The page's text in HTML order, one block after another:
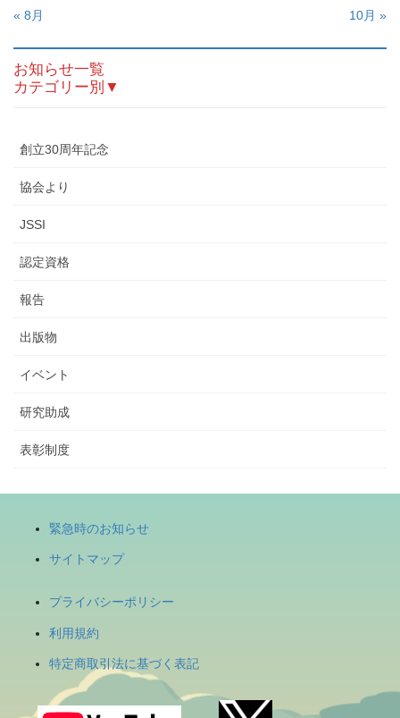
« 8月 10月 »
お知らせ一覧
カテゴリー別▼
創立30周年記念
協会より
JSSI
認定資格
報告
出版物
イベント
研究助成
表彰制度
緊急時のお知らせ
サイトマップ
プライバシーポリシー
利用規約
特定商取引法に基づく表記